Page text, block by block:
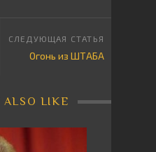
Огонь из ШТАБА
ALSO LIKE